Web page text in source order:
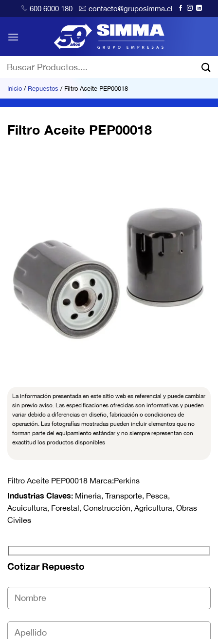
al
600 6000 180 contacto@gruposimma.cl
por:
Inicio / Repuestos / Filtro Aceite PEP00018
Filtro Aceite PEP00018
La información presentada en este sitio web es referencial y puede cambiar
sin previo aviso. Las especificaciones ofrecidas son informativas y pueden
variar debido a diferencias en diseño, fabricación o condiciones de
operación. Las fotografías mostradas pueden incluir elementos que no
forman parte del equipamiento estándar y no siempre representan con
exactitud los productos disponibles
Filtro Aceite PEP00018 Marca:Perkins
Industrias Claves: Mineria, Transporte, Pesca,
Acuicultura, Forestal, Construcción, Agricultura, Obras
Civiles
Cotizar Repuesto